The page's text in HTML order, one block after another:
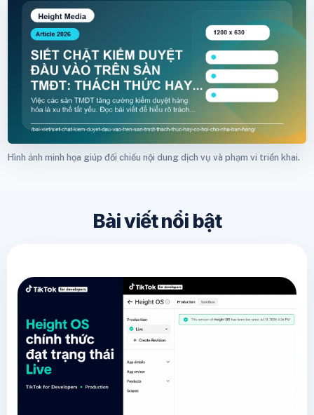
Hình ảnh minh họa giúp đối chiếu nội dung dịch vụ và phạm vi triển khai.
Bài viết nổi bật